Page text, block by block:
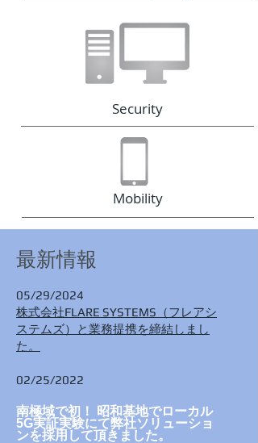
Security
Mobility
最新情報
05/29/2024
株式会社FLARE SYSTEMS（フレアシ
ステムズ）と業務提携を締結しまし
た。
02/25/2022
南極域で初！ 昭和基地でローカル
5G実証実験にて弊社ソリューショ
ンを採用して頂きました。